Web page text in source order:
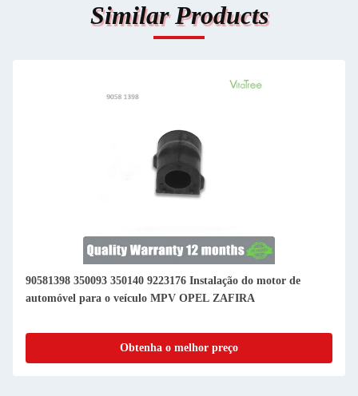
Similar Products
90581398 350093 350140 9223176 Instalação do motor de
automóvel para o veículo MPV OPEL ZAFIRA
Obtenha o melhor preço